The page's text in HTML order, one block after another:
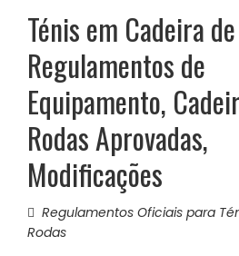
Ténis em Cadeira
Regulamentos de
Equipamento,
Rodas Aprovadas,
Modificações
Regulamentos Oficiais para
Rodas